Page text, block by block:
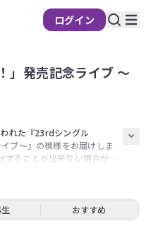
ログイン
発売記念ライブ ～
れた『23rdシングル
ブ～』の模様をお届けしま
ることが出来ない場合がご
おすすめ